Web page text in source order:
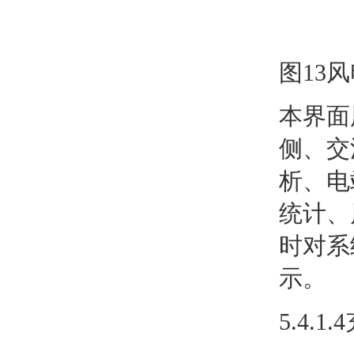
图13
本界
侧、
析、
统计
时对
示。